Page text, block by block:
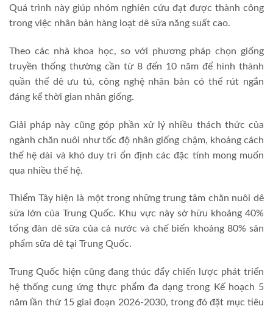
Quá trình này giúp nhóm nghiên cứu đạt được thành công
trong việc nhân bản hàng loạt dê sữa năng suất cao.
Theo các nhà khoa học, so với phương pháp chọn giống
truyền thống thường cần từ 8 đến 10 năm để hình thành
quần thể dê ưu tú, công nghệ nhân bản có thể rút ngắn
đáng kể thời gian nhân giống.
Giải pháp này cũng góp phần xử lý nhiều thách thức của
ngành chăn nuôi như tốc độ nhân giống chậm, khoảng cách
thế hệ dài và khó duy trì ổn định các đặc tính mong muốn
qua nhiều thế hệ.
Thiểm Tây hiện là một trong những trung tâm chăn nuôi dê
sữa lớn của Trung Quốc. Khu vực này sở hữu khoảng 40%
tổng đàn dê sữa của cả nước và chế biến khoảng 80% sản
phẩm sữa dê tại Trung Quốc.
Trung Quốc hiện cũng đang thúc đẩy chiến lược phát triển
hệ thống cung ứng thực phẩm đa dạng trong Kế hoạch 5
năm lần thứ 15 giai đoạn 2026-2030, trong đó đặt mục tiêu